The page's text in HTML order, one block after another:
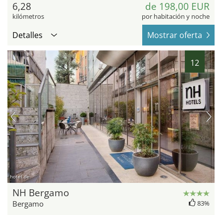
6,28
kilómetros
de 198,00 EUR
por habitación y noche
Detalles Mostrar oferta
12
hotel.de
NH Bergamo
Bergamo 83%